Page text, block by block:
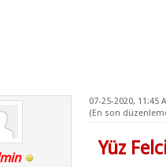
07-25-2020, 11:45
(En son
Yüz